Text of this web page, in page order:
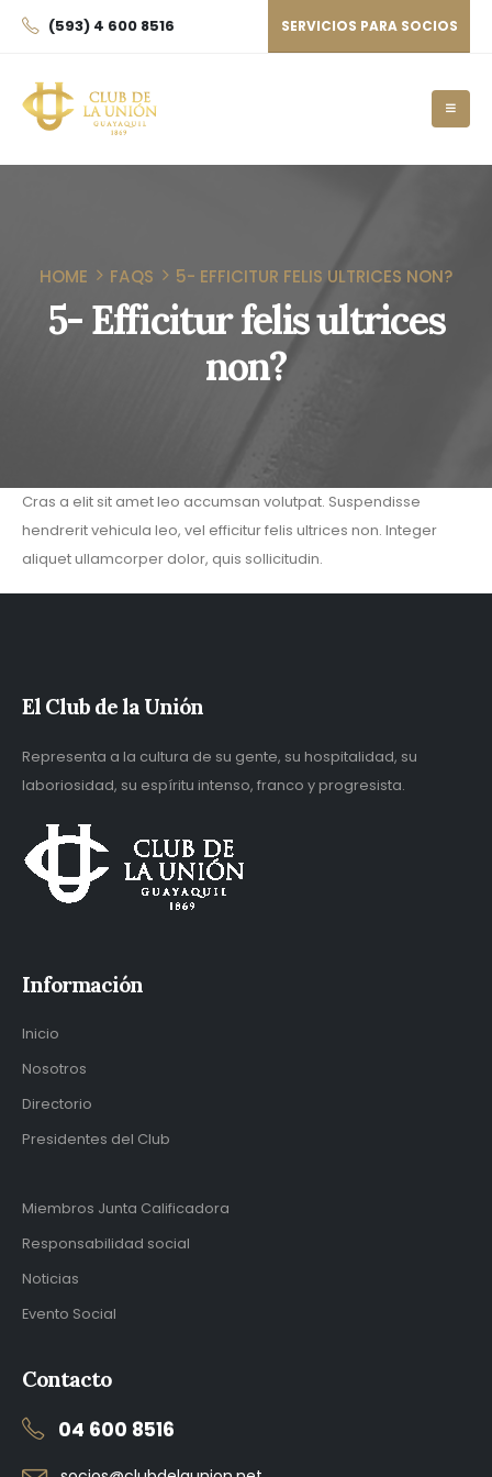
(593) 4 600 8516 SERVICIOS PARA SOCIOS
HOME FAQS 5- EFFICITUR FELIS ULTRICES NON?
5- Efficitur felis ultrices
non?
Cras a elit sit amet leo accumsan volutpat. Suspendisse
hendrerit vehicula leo, vel efficitur felis ultrices non. Integer
aliquet ullamcorper dolor, quis sollicitudin.
El Club de la Unión
Representa a la cultura de su gente, su hospitalidad, su
laboriosidad, su espíritu intenso, franco y progresista.
Información
Inicio
Nosotros
Directorio
Presidentes del Club
Miembros Junta Calificadora
Responsabilidad social
Noticias
Evento Social
Contacto
04 600 8516